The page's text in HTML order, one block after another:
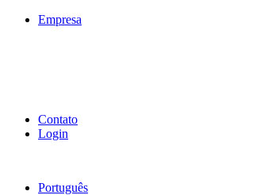
Empresa
Contato
Login
Português